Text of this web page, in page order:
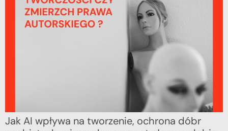
Jak AI wpływa na tworzenie, ochrona dóbr